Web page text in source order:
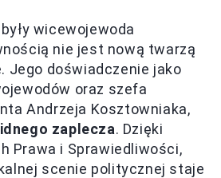
wicewojewoda
nie jest nową twarzą
Jego doświadczenie jako
oraz szefa
Andrzeja Kosztowniaka,
zaplecza. Dzięki
Prawa i Sprawiedliwości,
scenie politycznej staje